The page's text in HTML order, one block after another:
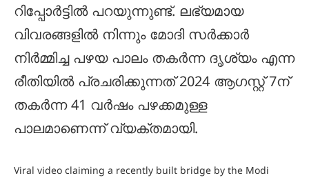
റിപ്പോർട്ടിൽ പറയുന്നുണ്ട്. ലഭ്യമായ
വിവരങ്ങളിൽ നിന്നും മോദി സർക്കാർ
നിർമ്മിച്ച പഴയ പാലം തകർന്ന ദൃശ്യം എന്ന
രീതിയിൽ പ്രചരിക്കുന്നത് 2024 ആഗസ്റ്റ് 7ന്
തകർന്ന 41 വർഷം പഴക്കമുള്ള
പാലമാണെന്ന് വ്യക്തമായി.
Viral video claiming a recently built bridge by the Modi